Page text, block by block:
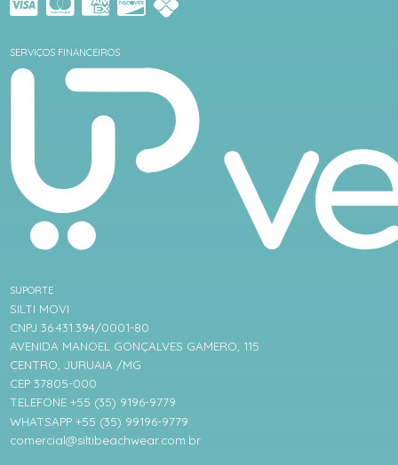
SERVIÇOS FINANCEIROS
SUPORTE
SILTI MOVI
CNPJ 36.431.394/0001-80
AVENIDA MANOEL GONÇALVES GAMERO, 115
CENTRO, JURUAIA /MG
CEP 37805-000
TELEFONE +55 (35) 9196-9779
WHATSAPP +55 (35) 99196-9779
comercial@siltibeachwear.com.br